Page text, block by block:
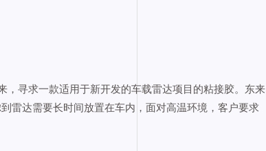
寻求一款适用于新开发的车载雷达项目的粘接胶。东来
雷达需要长时间放置在车内，面对高温环境，客户要求